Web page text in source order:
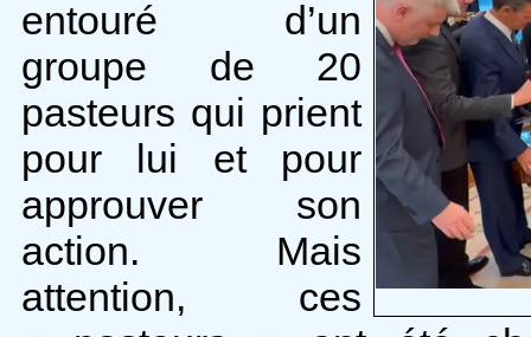
entouré d’un
groupe de 20
pasteurs qui prient
pour lui et pour
approuver son
action. Mais
attention, ces